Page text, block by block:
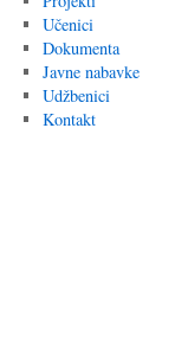
Učenici
Dokumenta
Javne nabavke
Udžbenici
Kontakt